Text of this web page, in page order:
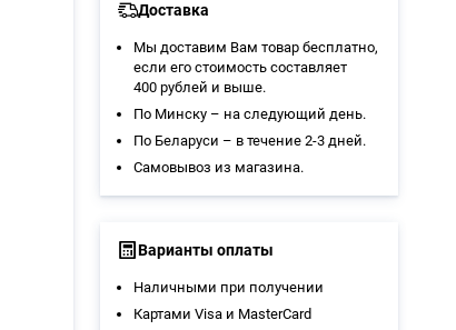
Доставка
Мы доставим Вам товар бесплатно,
если его стоимость составляет
400 рублей и выше.
По Минску – на следующий день.
По Беларуси – в течение 2-3 дней.
Самовывоз из магазина.
Варианты оплаты
Наличными при получении
Картами Visa и MasterCard